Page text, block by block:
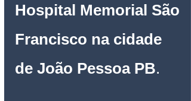
Hospital Memorial São
Francisco na cidade
de João Pessoa PB.